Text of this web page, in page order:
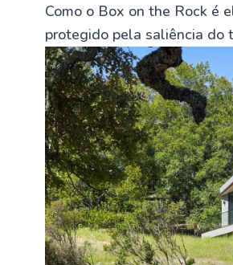
Como o Box on the Rock é
protegido pela saliência do